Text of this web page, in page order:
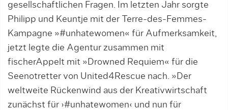
gesellschaftlichen Fragen. Im letzten Jahr sorgte
Philipp und Keuntje mit der Terre-des-Femmes-
Kampagne »#unhatewomen« für Aufmerksamkeit,
jetzt legte die Agentur zusammen mit
fischerAppelt mit »Drowned Requiem« für die
Seenotretter von United4Rescue nach. »Der
weltweite Rückenwind aus der Kreativwirtschaft
zunächst für ›#unhatewomen‹ und nun für